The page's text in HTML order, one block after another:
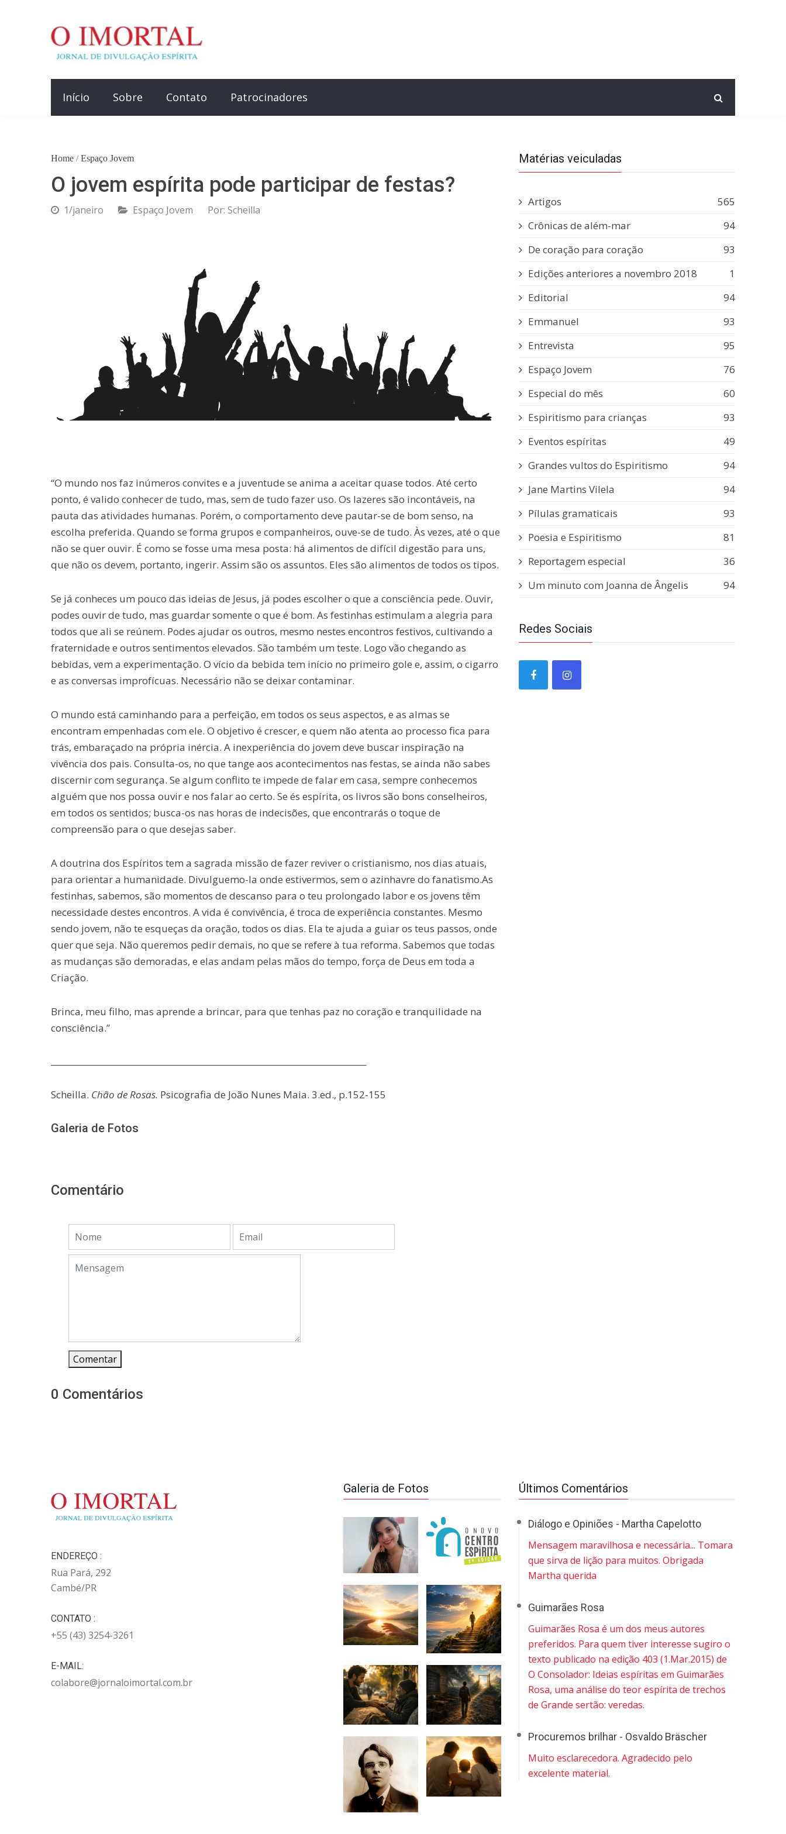
Início Sobre Contato Patrocinadores
Home / Espaço Jovem
O jovem espírita pode participar de festas?
1/janeiro Espaço Jovem Por: Scheilla
“O mundo nos faz inúmeros convites e a juventude se anima a aceitar quase todos. Até certo
ponto, é valido conhecer de tudo, mas, sem de tudo fazer uso. Os lazeres são incontáveis, na
pauta das atividades humanas. Porém, o comportamento deve pautar-se de bom senso, na
escolha preferida. Quando se forma grupos e companheiros, ouve-se de tudo. Às vezes, até o que
não se quer ouvir. É como se fosse uma mesa posta: há alimentos de difícil digestão para uns,
que não os devem, portanto, ingerir. Assim são os assuntos. Eles são alimentos de todos os tipos.
Se já conheces um pouco das ideias de Jesus, já podes escolher o que a consciência pede. Ouvir,
podes ouvir de tudo, mas guardar somente o que é bom. As festinhas estimulam a alegria para
todos que ali se reúnem. Podes ajudar os outros, mesmo nestes encontros festivos, cultivando a
fraternidade e outros sentimentos elevados. São também um teste. Logo vão chegando as
bebidas, vem a experimentação. O vício da bebida tem início no primeiro gole e, assim, o cigarro
e as conversas improfícuas. Necessário não se deixar contaminar.
O mundo está caminhando para a perfeição, em todos os seus aspectos, e as almas se
encontram empenhadas com ele. O objetivo é crescer, e quem não atenta ao processo fica para
trás, embaraçado na própria inércia. A inexperiência do jovem deve buscar inspiração na
vivência dos pais. Consulta-os, no que tange aos acontecimentos nas festas, se ainda não sabes
discernir com segurança. Se algum conflito te impede de falar em casa, sempre conhecemos
alguém que nos possa ouvir e nos falar ao certo. Se és espírita, os livros são bons conselheiros,
em todos os sentidos; busca-os nas horas de indecisões, que encontrarás o toque de
compreensão para o que desejas saber.
A doutrina dos Espíritos tem a sagrada missão de fazer reviver o cristianismo, nos dias atuais,
para orientar a humanidade. Divulguemo-la onde estivermos, sem o azinhavre do fanatismo.As
festinhas, sabemos, são momentos de descanso para o teu prolongado labor e os jovens têm
necessidade destes encontros. A vida é convivência, é troca de experiência constantes. Mesmo
sendo jovem, não te esqueças da oração, todos os dias. Ela te ajuda a guiar os teus passos, onde
quer que seja. Não queremos pedir demais, no que se refere à tua reforma. Sabemos que todas
as mudanças são demoradas, e elas andam pelas mãos do tempo, força de Deus em toda a
Criação.
Brinca, meu filho, mas aprende a brincar, para que tenhas paz no coração e tranquilidade na
consciência.”
Scheilla. Chão de Rosas. Psicografia de João Nunes Maia. 3.ed., p.152-155
Galeria de Fotos
Comentário
Comentar
0 Comentários
Matérias veiculadas
Artigos
565
Crônicas de além-mar
94
De coração para coração
93
Edições anteriores a novembro 2018
1
Editorial
94
Emmanuel
93
Entrevista
95
Espaço Jovem
76
Especial do mês
60
Espiritismo para crianças
93
Eventos espíritas
49
Grandes vultos do Espiritismo
94
Jane Martins Vilela
94
Pílulas gramaticais
93
Poesia e Espiritismo
81
Reportagem especial
36
Um minuto com Joanna de Ângelis
94
Redes Sociais
ENDEREÇO :
Rua Pará, 292
Cambé/PR
CONTATO :
+55 (43) 3254-3261
E-MAIL:
colabore@jornaloimortal.com.br
Galeria de Fotos Últimos Comentários
Diálogo e Opiniões - Martha Capelotto
Mensagem maravilhosa e necessária... Tomara
que sirva de lição para muitos. Obrigada
Martha querida
Guimarães Rosa
Guimarães Rosa é um dos meus autores
preferidos. Para quem tiver interesse sugiro o
texto publicado na edição 403 (1.Mar.2015) de
O Consolador: Ideias espíritas em Guimarães
Rosa, uma análise do teor espírita de trechos
de Grande sertão: veredas.
Procuremos brilhar - Osvaldo Bräscher
Muito esclarecedora. Agradecido pelo
excelente material.